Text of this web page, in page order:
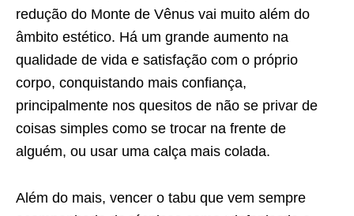
redução do Monte de Vênus vai muito além do
âmbito estético. Há um grande aumento na
qualidade de vida e satisfação com o próprio
corpo, conquistando mais confiança,
principalmente nos quesitos de não se privar de
coisas simples como se trocar na frente de
alguém, ou usar uma calça mais colada.
Além do mais, vencer o tabu que vem sempre